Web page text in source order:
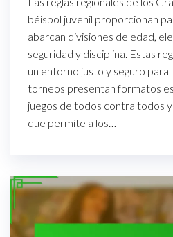
béisbol juvenil proporcionan
abarcan divisiones de edad,
seguridad y disciplina. Estas
un entorno justo y seguro para
torneos presentan formatos
juegos de todos contra todos
que permite a los…